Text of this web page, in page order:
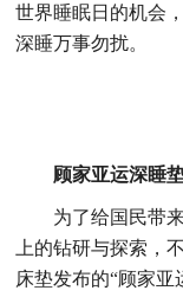
世界睡眠日的机会
深睡万事勿扰。
顾家亚运深睡
为了给国民带
上的钻研与探索，
床垫发布的“顾家亚